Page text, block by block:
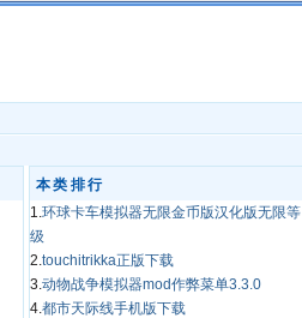
本类排行
1.环球卡车模拟器无限金币版汉化版无限等
级
2.touchitrikka正版下载
3.动物战争模拟器mod作弊菜单3.3.0
4.都市天际线手机版下载